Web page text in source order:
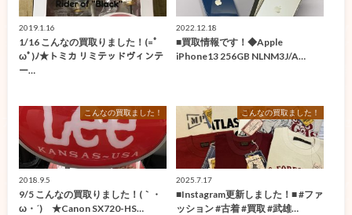
2019.1.16
1/16 こんなの買取りました！(=ﾟ
ωﾟ)ﾉ★トミカ リミテッドヴィンテ
ー…
2022.12.18
■買取情報です！◆Apple
iPhone13 256GB NLNM3J/A…
こんなの買取ました！
2018.9.5
9/5 こんなの買取りました！(｀・
ω・´)ゞ★Canon SX720-HS…
こんなの買取ました！
2025.7.17
■Instagram更新しました！■ #ファ
ッション #古着 #買取 #武雄…